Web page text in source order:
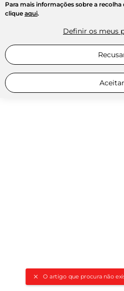
O artigo que procura não
Para mais informações sobre a
clique aqui.
Definir os meus
Aceitar